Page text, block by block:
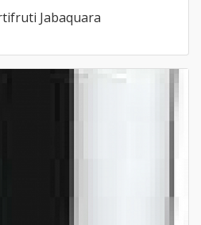
Jabaquara